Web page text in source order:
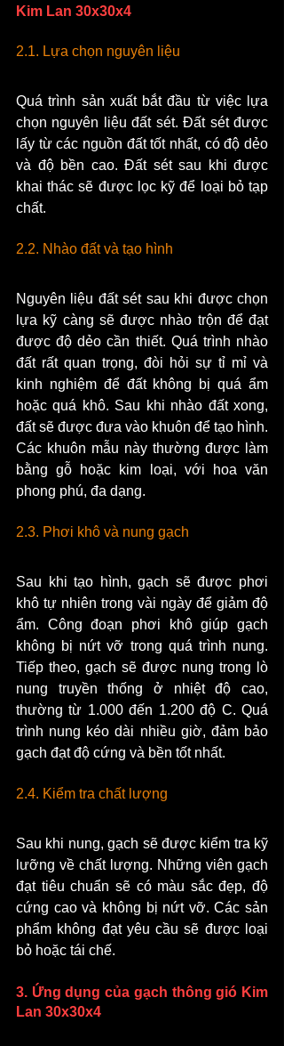
Kim Lan 30x30x4
2.1. Lựa chọn nguyên liệu
Quá trình sản xuất bắt đầu từ việc lựa
chọn nguyên liệu đất sét. Đất sét được
lấy từ các nguồn đất tốt nhất, có độ dẻo
và độ bền cao. Đất sét sau khi được
khai thác sẽ được lọc kỹ để loại bỏ tạp
chất.
2.2. Nhào đất và tạo hình
Nguyên liệu đất sét sau khi được chọn
lựa kỹ càng sẽ được nhào trộn để đạt
được độ dẻo cần thiết. Quá trình nhào
đất rất quan trọng, đòi hỏi sự tỉ mỉ và
kinh nghiệm để đất không bị quá ẩm
hoặc quá khô. Sau khi nhào đất xong,
đất sẽ được đưa vào khuôn để tạo hình.
Các khuôn mẫu này thường được làm
bằng gỗ hoặc kim loại, với hoa văn
phong phú, đa dạng.
2.3. Phơi khô và nung gạch
Sau khi tạo hình, gạch sẽ được phơi
khô tự nhiên trong vài ngày để giảm độ
ẩm. Công đoạn phơi khô giúp gạch
không bị nứt vỡ trong quá trình nung.
Tiếp theo, gạch sẽ được nung trong lò
nung truyền thống ở nhiệt độ cao,
thường từ 1.000 đến 1.200 độ C. Quá
trình nung kéo dài nhiều giờ, đảm bảo
gạch đạt độ cứng và bền tốt nhất.
2.4. Kiểm tra chất lượng
Sau khi nung, gạch sẽ được kiểm tra kỹ
lưỡng về chất lượng. Những viên gạch
đạt tiêu chuẩn sẽ có màu sắc đẹp, độ
cứng cao và không bị nứt vỡ. Các sản
phẩm không đạt yêu cầu sẽ được loại
bỏ hoặc tái chế.
3. Ứng dụng của gạch thông gió Kim
Lan 30x30x4